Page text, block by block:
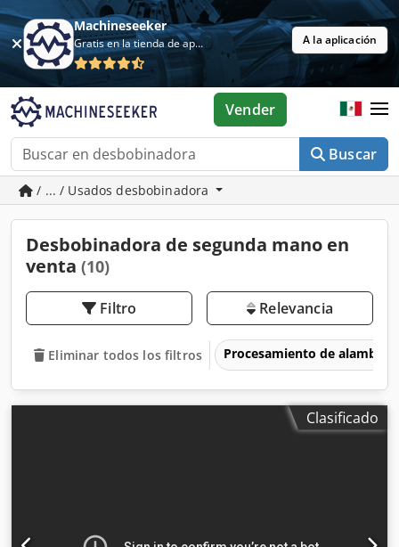
Machineseeker
Gratis en la tienda de aplicaciones A la aplicación
Buscar
Vender
/ ... / Usados desbobinadora
Desbobinadora de segunda mano en
venta (10)
Filtro Relevancia
Eliminar todos los filtros Procesamiento de alambre
Clasificado